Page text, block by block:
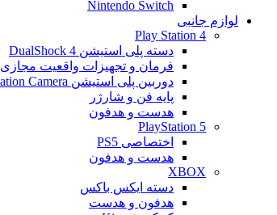
Nintendo Switch
لوازم جانبی
Play Station 4
دسته پلی استیشن 4 DualShock
فرمان و تجهیزات واقعیت مجازی playstation VR
دوربین پلی استیشن Playstation Camera
پایه فن و شارژر
هدست و هدفون
PlayStation 5
اختصاصی PS5
هدست و هدفون
XBOX
دسته ایکس باکس
هدفون و هدست